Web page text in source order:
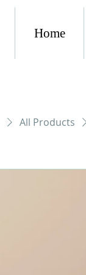
Home
All Products